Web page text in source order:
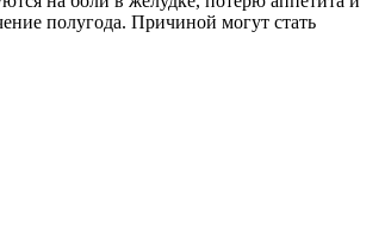
полугода. Причиной могут стать